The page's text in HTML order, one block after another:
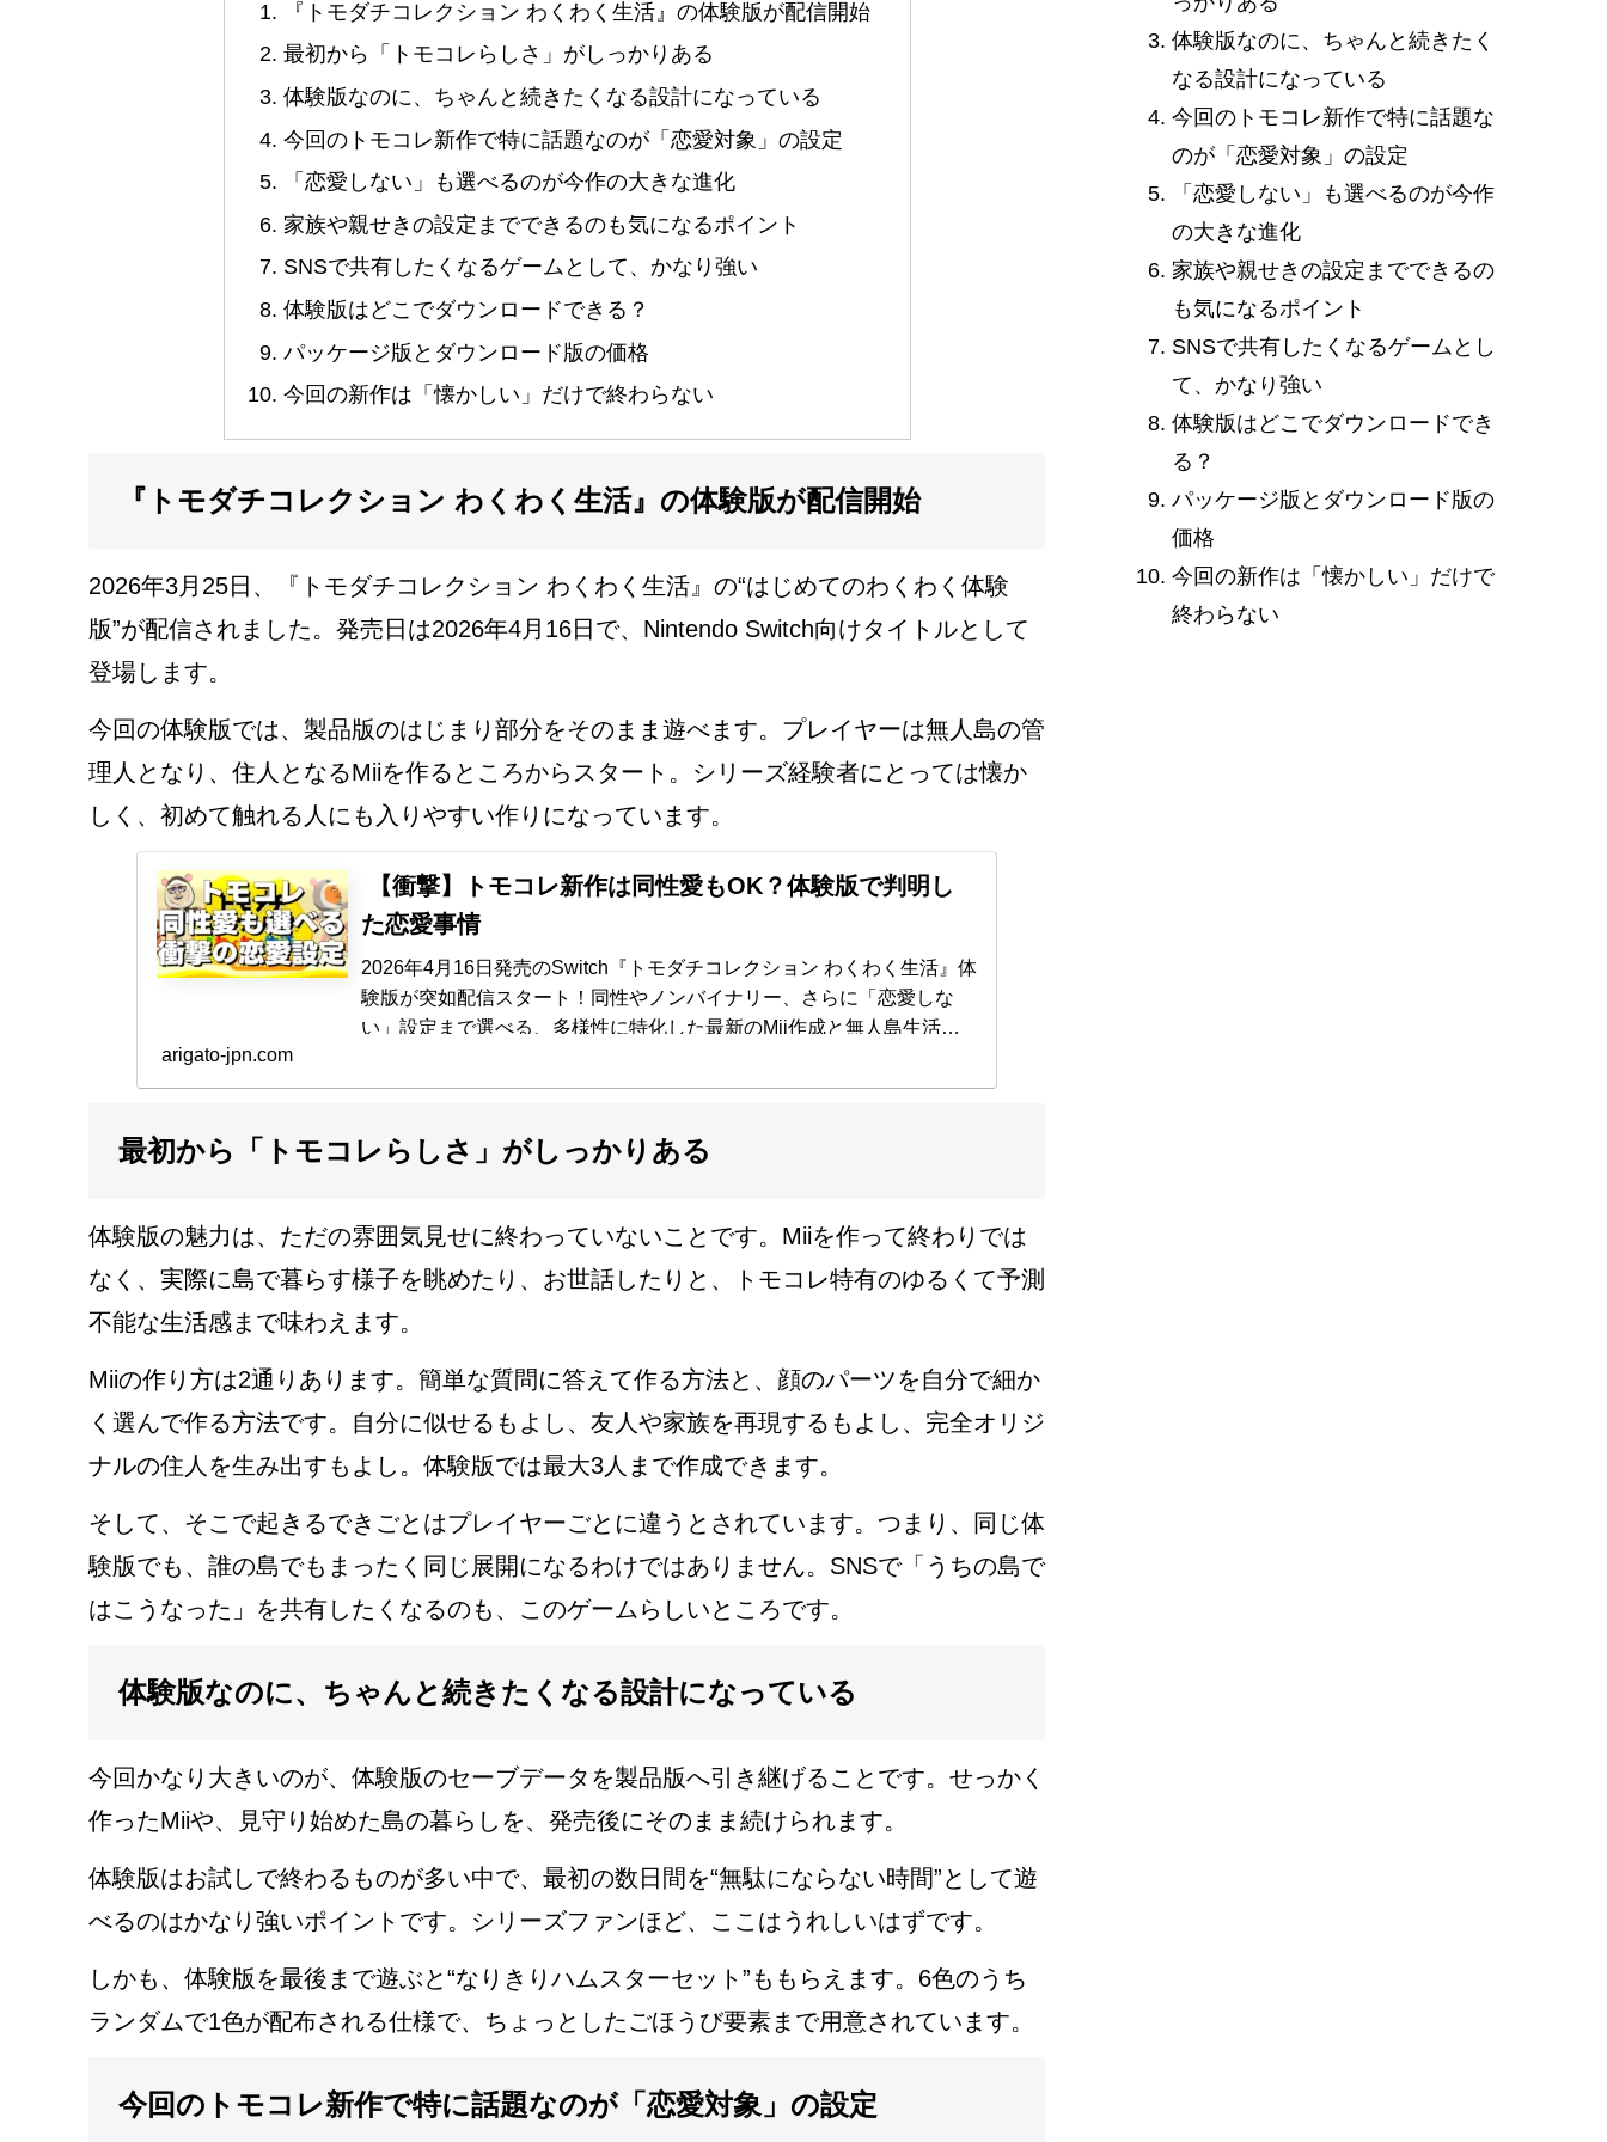
『トモダチコレクション わくわく生活』の体験版が配信開始
最初から「トモコレらしさ」がしっかりある
体験版なのに、ちゃんと続きたくなる設計になっている
今回のトモコレ新作で特に話題なのが「恋愛対象」の設定
「恋愛しない」も選べるのが今作の大きな進化
家族や親せきの設定までできるのも気になるポイント
SNSで共有したくなるゲームとして、かなり強い
体験版はどこでダウンロードできる？
パッケージ版とダウンロード版の価格
今回の新作は「懐かしい」だけで終わらない
『トモダチコレクション わくわく生活』の体験版が配信開始
2026年3月25日、『トモダチコレクション わくわく生活』の“はじめてのわくわく体験
版”が配信されました。発売日は2026年4月16日で、Nintendo Switch向けタイトルとして
登場します。
今回の体験版では、製品版のはじまり部分をそのまま遊べます。プレイヤーは無人島の管
理人となり、住人となるMiiを作るところからスタート。シリーズ経験者にとっては懐か
しく、初めて触れる人にも入りやすい作りになっています。
【衝撃】トモコレ新作は同性愛もOK？体験版で判明し
た恋愛事情
2026年4月16日発売のSwitch『トモダチコレクション わくわく生活』体
験版が突如配信スタート！同性やノンバイナリー、さらに「恋愛しな
い」設定まで選べる、多様性に特化した最新のMii作成と無人島生活の
arigato-jpn.com
最初から「トモコレらしさ」がしっかりある
体験版の魅力は、ただの雰囲気見せに終わっていないことです。Miiを作って終わりでは
なく、実際に島で暮らす様子を眺めたり、お世話したりと、トモコレ特有のゆるくて予測
不能な生活感まで味わえます。
Miiの作り方は2通りあります。簡単な質問に答えて作る方法と、顔のパーツを自分で細か
く選んで作る方法です。自分に似せるもよし、友人や家族を再現するもよし、完全オリジ
ナルの住人を生み出すもよし。体験版では最大3人まで作成できます。
そして、そこで起きるできごとはプレイヤーごとに違うとされています。つまり、同じ体
験版でも、誰の島でもまったく同じ展開になるわけではありません。SNSで「うちの島で
はこうなった」を共有したくなるのも、このゲームらしいところです。
体験版なのに、ちゃんと続きたくなる設計になっている
今回かなり大きいのが、体験版のセーブデータを製品版へ引き継げることです。せっかく
作ったMiiや、見守り始めた島の暮らしを、発売後にそのまま続けられます。
体験版はお試しで終わるものが多い中で、最初の数日間を“無駄にならない時間”として遊
べるのはかなり強いポイントです。シリーズファンほど、ここはうれしいはずです。
しかも、体験版を最後まで遊ぶと“なりきりハムスターセット”ももらえます。6色のうち
ランダムで1色が配布される仕様で、ちょっとしたごほうび要素まで用意されています。
今回のトモコレ新作で特に話題なのが「恋愛対象」の設定
体験版なのに、ちゃんと続きたく
なる設計になっている
今回のトモコレ新作で特に話題な
のが「恋愛対象」の設定
「恋愛しない」も選べるのが今作
の大きな進化
家族や親せきの設定までできるの
も気になるポイント
SNSで共有したくなるゲームとし
て、かなり強い
体験版はどこでダウンロードでき
る？
パッケージ版とダウンロード版の
価格
今回の新作は「懐かしい」だけで
終わらない